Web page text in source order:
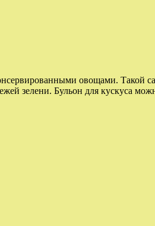
овощами. Такой
зелени. Бульон для кускуса